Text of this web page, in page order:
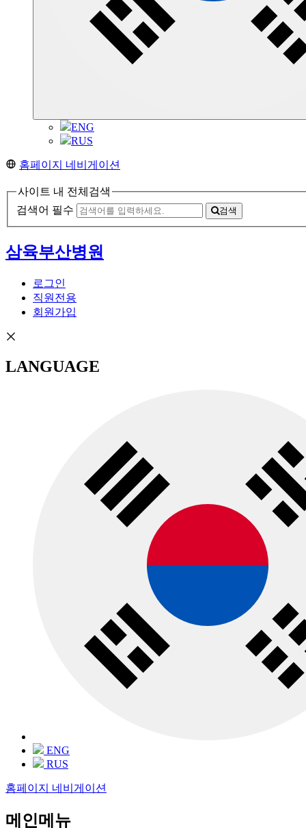
ENG
RUS
홈페이지 네비게이션
사이트 내 전체검색
검색어 필수
검색
삼육부산병원
로그인
직원전용
회원가입
LANGUAGE
ENG
RUS
홈페이지 네비게이션
메인메뉴